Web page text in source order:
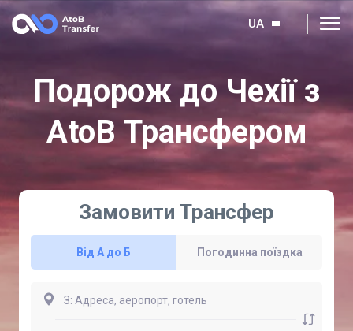
UA
Подорож до Чехії з
AtoB Трансфером
Замовити Трансфер
Від А до Б Погодинна поїздка